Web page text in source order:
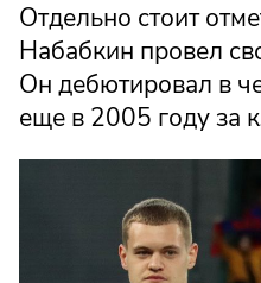
Отдельно стоит
Набабкин провел
Он дебютировал в
еще в 2005 году за